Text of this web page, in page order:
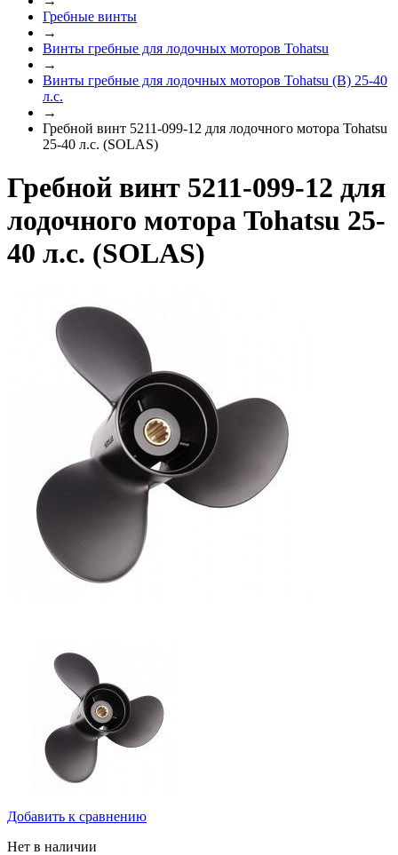
Гребные винты
→
Винты гребные для лодочных моторов Tohatsu
→
Винты гребные для лодочных моторов Tohatsu (B) 25-40
л.с.
→
Гребной винт 5211-099-12 для лодочного мотора Tohatsu
25-40 л.с. (SOLAS)
Гребной винт 5211-099-12 для
лодочного мотора Tohatsu 25-
40 л.с. (SOLAS)
Добавить к сравнению
Нет в наличии